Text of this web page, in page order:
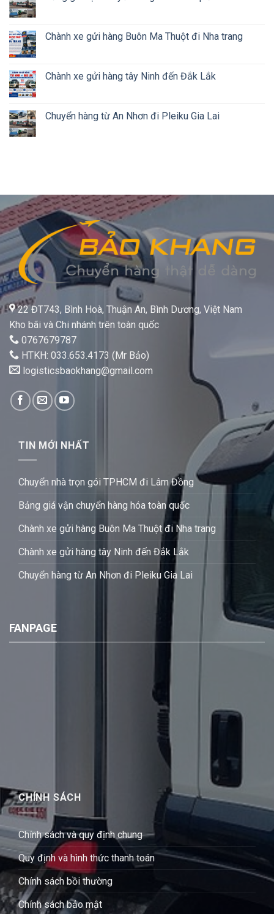
Chành xe gửi hàng Buôn Ma Thuột đi Nha trang
Chành xe gửi hàng tây Ninh đến Đắk Lắk
Chuyển hàng từ An Nhơn đi Pleiku Gia Lai
22 ĐT743, Bình Hoà, Thuận An, Bình Dương, Việt Nam
Kho bãi và Chi nhánh trên toàn quốc
0767679787
HTKH: 033.653.4173 (Mr Bảo)
logisticsbaokhang@gmail.com
TIN MỚI NHẤT
Chuyển nhà trọn gói TPHCM đi Lâm Đồng
Bảng giá vận chuyển hàng hóa toàn quốc
Chành xe gửi hàng Buôn Ma Thuột đi Nha trang
Chành xe gửi hàng tây Ninh đến Đắk Lắk
Chuyển hàng từ An Nhơn đi Pleiku Gia Lai
FANPAGE
CHÍNH SÁCH
Chính sách và quy định chung
Quy định và hình thức thanh toán
Chính sách bồi thường
Chính sách bảo mật